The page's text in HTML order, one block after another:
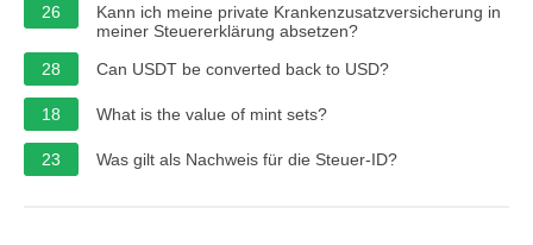
26
Kann ich meine private Krankenzusatzversicherung in
meiner Steuererklärung absetzen?
28
Can USDT be converted back to USD?
18 What is the value of mint sets?
23 Was gilt als Nachweis für die Steuer-ID?